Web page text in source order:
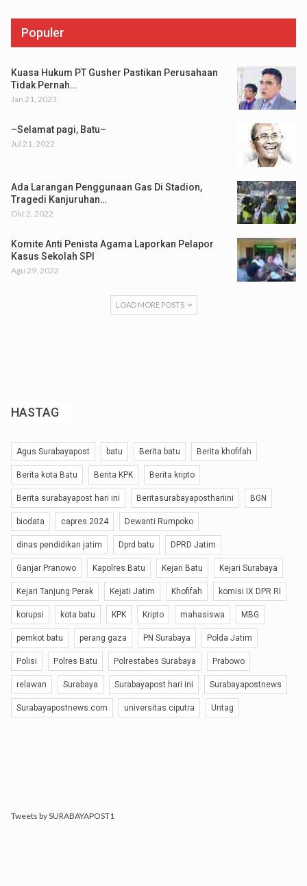
Populer
Kuasa Hukum PT Gusher Pastikan Perusahaan
Tidak Pernah…
Jan 21, 2023
–Selamat pagi, Batu–
Jul 21, 2022
Ada Larangan Penggunaan Gas Di Stadion,
Tragedi Kanjuruhan…
Okt 2, 2022
Komite Anti Penista Agama Laporkan Pelapor
Kasus Sekolah SPI
Agu 29, 2022
LOAD MORE POSTS
HASTAG
Agus Surabayapost batu Berita batu Berita khofifah
Berita kota Batu Berita KPK Berita kripto
Berita surabayapost hari ini Beritasurabayaposthariini BGN
biodata capres 2024 Dewanti Rumpoko
dinas pendidikan jatim Dprd batu DPRD Jatim
Ganjar Pranowo Kapolres Batu Kejari Batu Kejari Surabaya
Kejari Tanjung Perak Kejati Jatim Khofifah komisi IX DPR RI
korupsi kota batu KPK Kripto mahasiswa MBG
pemkot batu perang gaza PN Surabaya Polda Jatim
Polisi Polres Batu Polrestabes Surabaya Prabowo
relawan Surabaya Surabayapost hari ini Surabayapostnews
Surabayapostnews.com universitas ciputra Untag
Tweets by SURABAYAPOST1